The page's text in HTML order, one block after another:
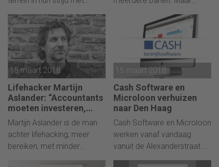
steun om dit te combineren.
15 maart 2018
Lifehacker Martijn
Aslander: “Accountants
moeten investeren,
investeren, investeren”
Martijn Aslander is de man
achter lifehacking; meer
bereiken, met minder
15 maart 2018
Cash Software en
Microloon verhuizen
naar Den Haag
Cash Software en Microloon
werken vanaf vandaag
vanuit de Alexanderstraat 3